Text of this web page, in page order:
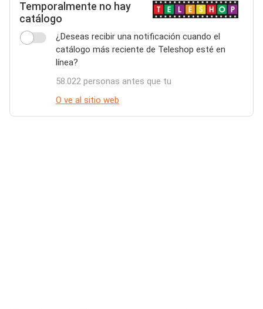
Temporalmente no hay
catálogo
¿Deseas recibir una notificación cuando el
catálogo más reciente de Teleshop esté en
línea?
58.022 personas antes que tu
O ve al sitio web